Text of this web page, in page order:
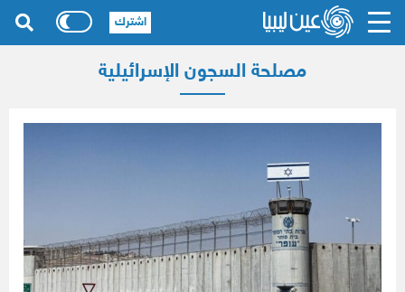
مصلحة السجون الإسرائيلية
اشترك